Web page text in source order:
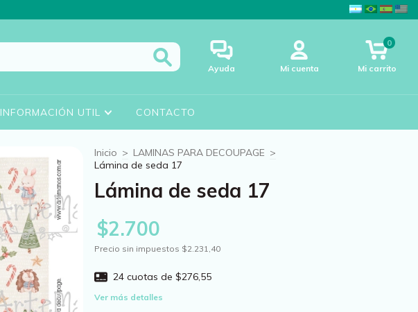
Ayuda Mi cuenta Mi carrito
0
INFORMACIÓN UTIL CONTACTO
Inicio > LAMINAS PARA DECOUPAGE >
Lámina de seda 17
Lámina de seda 17
$2.700
Precio sin impuestos $2.231,40
24 cuotas de $276,55
Ver más detalles